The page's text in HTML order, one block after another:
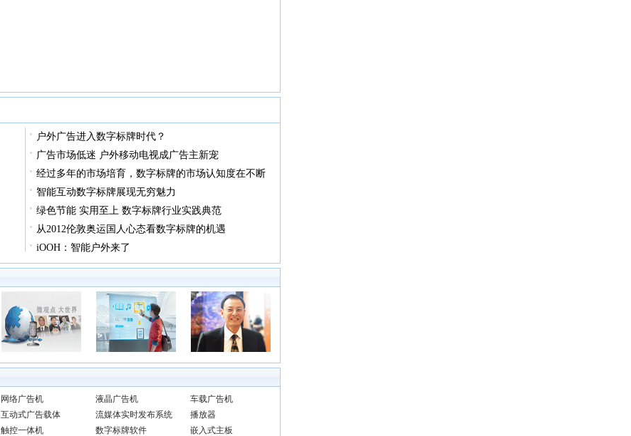
户外广告进入数字标牌时代？
广告市场低迷 户外移动电视成广告主新宠
经过多年的市场培育，数字标牌的市场认知度在不断
智能互动数字标牌展现无穷魅力
绿色节能 实用至上 数字标牌行业实践典范
从2012伦敦奥运国人心态看数字标牌的机遇
iOOH：智能户外来了
网络广告机 液晶广告机
车载广告机
互动式广告载体 流媒体实时发布系统
播放器
触控一体机 数字标牌软件 嵌入式主板